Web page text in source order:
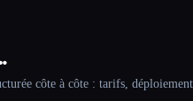
côte à côte : tarifs,